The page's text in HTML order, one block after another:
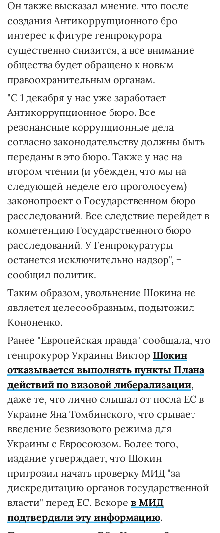
Он также высказал мнение, что после
создания Антикоррупционного бро
интерес к фигуре генпрокурора
существенно снизится, а все внимание
общества будет обращено к новым
правоохранительным органам.
"C 1 декабря у нас уже заработает
Антикоррупционное бюро. Все
резонансные коррупционные дела
согласно законодательству должны быть
переданы в это бюро. Также у нас на
втором чтении (и убежден, что мы на
следующей неделе его проголосуем)
законопроект о Государственном бюро
расследований. Все следствие перейдет в
компетенцию Государственного бюро
расследований. У Генпрокуратуры
останется исключительно надзор", −
сообщил политик.
Таким образом, увольнение Шокина не
является целесообразным, подытожил
Кононенко.
Ранее "Европейская правда" сообщала, что
генпрокурор Украины Виктор Шокин
отказывается выполнять пункты Плана
действий по визовой либерализации,
даже те, что лично слышал от посла ЕС в
Украине Яна Томбинского, что срывает
введение безвизового режима для
Украины с Евросоюзом. Более того,
издание утверждает, что Шокин
пригрозил начать проверку МИД "за
дискредитацию органов государственной
власти" перед ЕС. Вскоре в МИД
подтвердили эту информацию.